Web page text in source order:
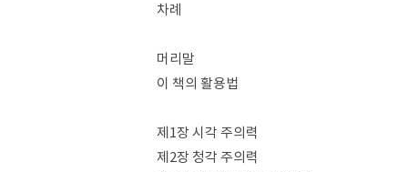
차례
머리말
이 책의 활용법
제1장 시각 주의력
제2장 청각 주의력